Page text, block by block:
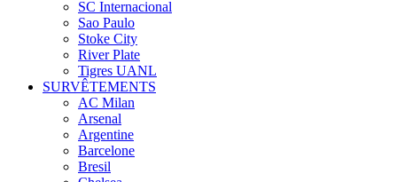
SC Internacional
Sao Paulo
Stoke City
River Plate
Tigres UANL
SURVÊTEMENTS
AC Milan
Arsenal
Argentine
Barcelone
Bresil